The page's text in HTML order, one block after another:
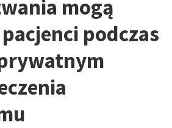
mogą
podczas